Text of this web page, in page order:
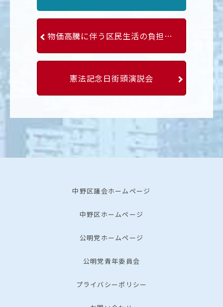
物価高騰に伴う区民生活の負担軽減を求める緊急要望
憲法記念日街頭演説会
中野区議会ホームページ
中野区ホームページ
公明党ホームページ
公明党青年委員会
プライバシーポリシー